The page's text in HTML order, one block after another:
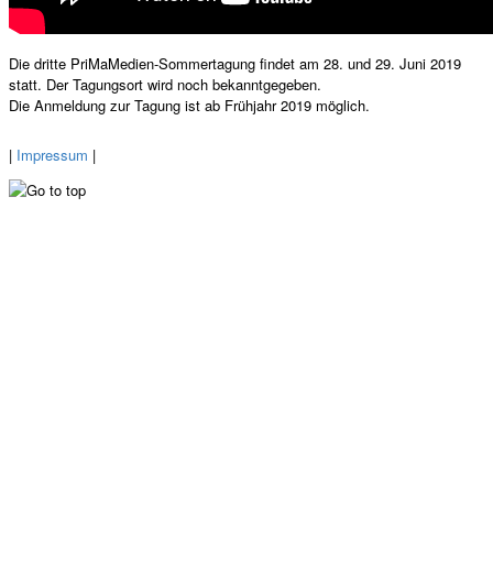
Die dritte PriMaMedien-Sommertagung findet am 28. und 29. Juni 2019
statt. Der Tagungsort wird noch bekanntgegeben.
Die Anmeldung zur Tagung ist ab Frühjahr 2019 möglich.
| Impressum |